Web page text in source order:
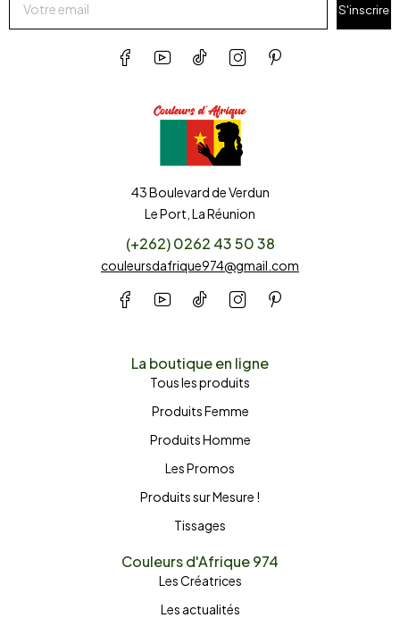
43 Boulevard de Verdun
Le Port, La Réunion
(+262) 0262 43 50 38
couleursdafrique974@gmail.com
La boutique en ligne
Tous les produits
Produits Femme
Produits Homme
Les Promos
Produits sur Mesure !
Tissages
Couleurs d'Afrique 974
Les Créatrices
Les actualités
S'inscrire